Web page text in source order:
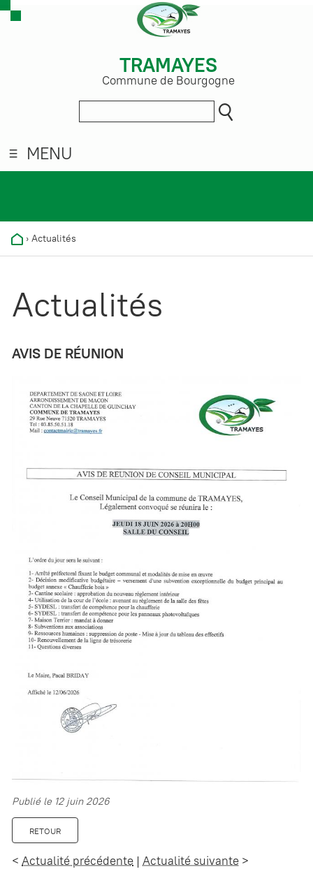
TRAMAYES
Commune de Bourgogne
MENU
› Actualités
Actualités
AVIS DE RÉUNION
Publié le 12 juin 2026
RETOUR
< Actualité précédente | Actualité suivante >